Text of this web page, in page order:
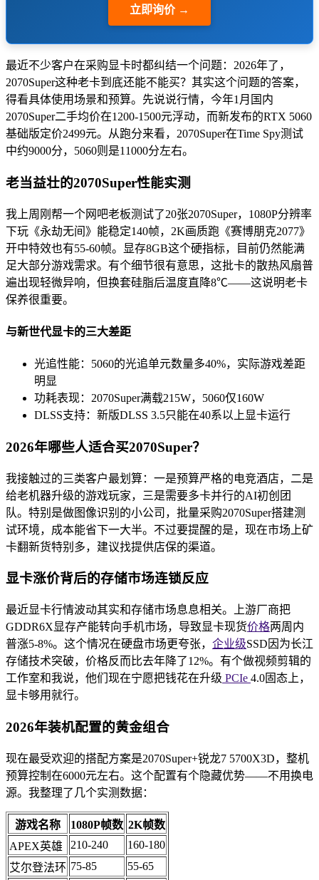
立即询价 →
最近不少客户在采购显卡时都纠结一个问题：2026年了，
2070Super这种老卡到底还能不能买？其实这个问题的答案，
得看具体使用场景和预算。先说说行情，今年1月国内
2070Super二手均价在1200-1500元浮动，而新发布的RTX 5060
基础版定价2499元。从跑分来看，2070Super在Time Spy测试
中约9000分，5060则是11000分左右。
老当益壮的2070Super性能实测
我上周刚帮一个网吧老板测试了20张2070Super，1080P分辨率
下玩《永劫无间》能稳定140帧，2K画质跑《赛博朋克2077》
开中特效也有55-60帧。显存8GB这个硬指标，目前仍然能满
足大部分游戏需求。有个细节很有意思，这批卡的散热风扇普
遍出现轻微异响，但换套硅脂后温度直降8℃——这说明老卡
保养很重要。
与新世代显卡的三大差距
光追性能：5060的光追单元数量多40%，实际游戏差距
明显
功耗表现：2070Super满载215W，5060仅160W
DLSS支持：新版DLSS 3.5只能在40系以上显卡运行
2026年哪些人适合买2070Super？
我接触过的三类客户最划算：一是预算严格的电竞酒店，二是
给老机器升级的游戏玩家，三是需要多卡并行的AI初创团
队。特别是做图像识别的小公司，批量采购2070Super搭建测
试环境，成本能省下一大半。不过要提醒的是，现在市场上矿
卡翻新货特别多，建议找提供店保的渠道。
显卡涨价背后的存储市场连锁反应
最近显卡行情波动其实和存储市场息息相关。上游厂商把
GDDR6X显存产能转向手机市场，导致显卡现货价格两周内
普涨5-8%。这个情况在硬盘市场更夸张， 企业级SSD因为长江
存储技术突破，价格反而比去年降了12%。有个做视频剪辑的
工作室和我说，他们现在宁愿把钱花在升级 PCIe 4.0固态上，
显卡够用就行。
2026年装机配置的黄金组合
现在最受欢迎的搭配方案是2070Super+锐龙7 5700X3D，整机
预算控制在6000元左右。这个配置有个隐藏优势——不用换电
源。我整理了几个实测数据：
游戏名称 1080P帧数 2K帧数
APEX英雄
210-240
160-180
艾尔登法环 75-85
55-65